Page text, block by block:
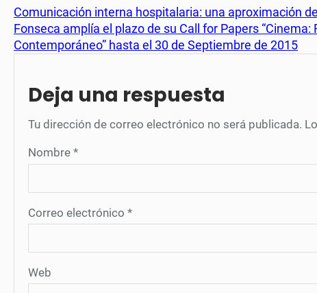
Comunicación interna hospitalaria: una aproximación
Fonseca amplía el plazo de su Call for Papers
Contemporáneo” hasta el 30 de Septiembre de 2015
Deja una respuesta
Tu dirección de correo electrónico no será publicada.
Nombre *
Correo electrónico *
Web